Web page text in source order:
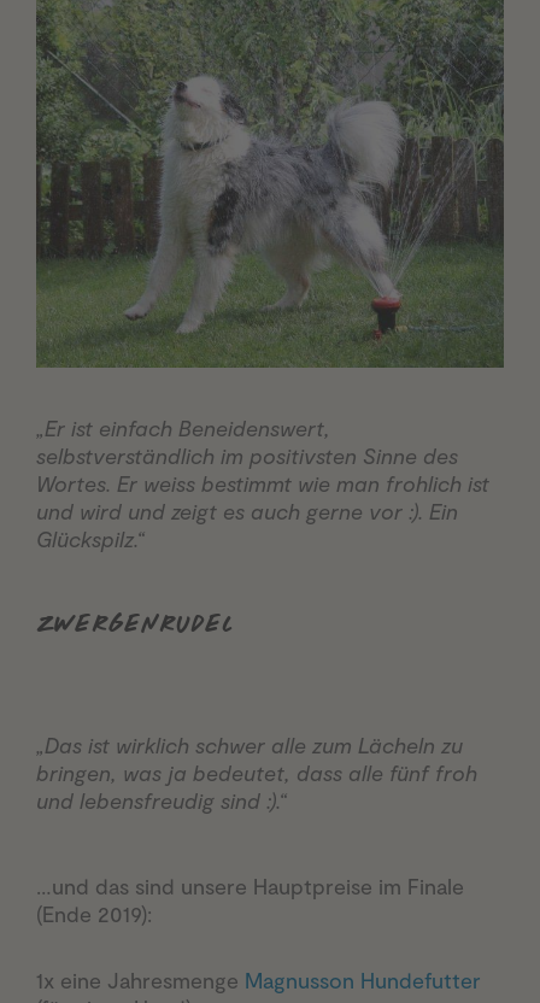
„Er ist einfach Beneidenswert,
selbstverständlich im positivsten Sinne des
Wortes. Er weiss bestimmt wie man frohlich ist
und wird und zeigt es auch gerne vor :). Ein
Glückspilz.“
ZWERGENRUDEL
„Das ist wirklich schwer alle zum Lächeln zu
bringen, was ja bedeutet, dass alle fünf froh
und lebensfreudig sind :).“
…und das sind unsere Hauptpreise im Finale
(Ende 2019):
1x eine Jahresmenge Magnusson Hundefutter